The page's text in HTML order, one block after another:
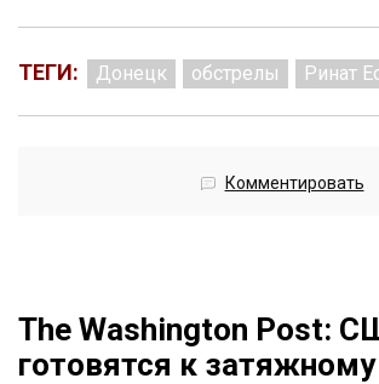
ТЕГИ: Донецк обстрелы Ринат
Комментировать
The Washington Post:
готовятся к затяжному